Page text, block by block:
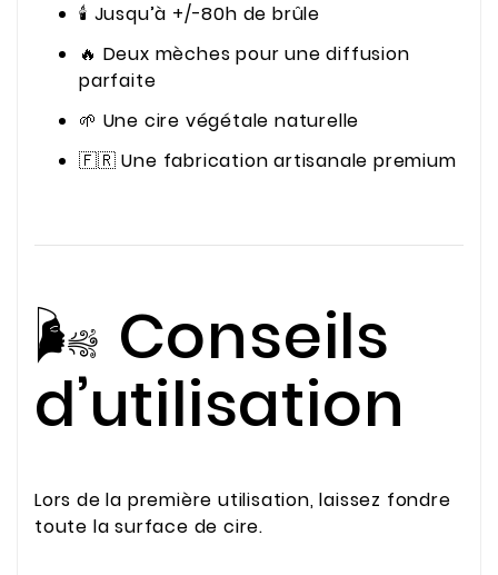
🕯️ Jusqu’à +/-80h de brûle
🔥 Deux mèches pour une diffusion
parfaite
🌱 Une cire végétale naturelle
🇫🇷 Une fabrication artisanale premium
🌬️ Conseils
d’utilisation
Lors de la première utilisation, laissez fondre
toute la surface de cire.